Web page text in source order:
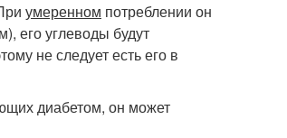
умеренном потреблении он
его углеводы будут
не следует есть его в
диабетом, он может